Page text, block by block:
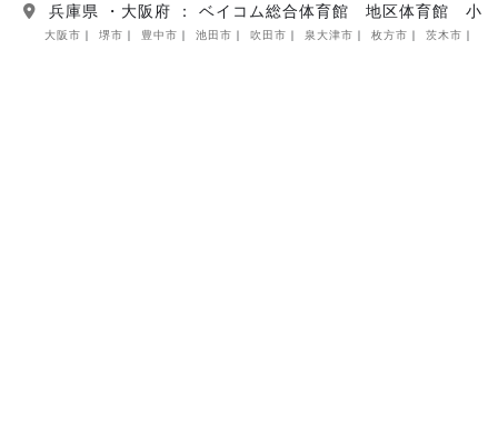
兵庫県 ・大阪府 ： ベイコム総合体育館 地区体育館 小
大阪市 堺市 豊中市 池田市 吹田市 泉大津市 枚方市 茨木市